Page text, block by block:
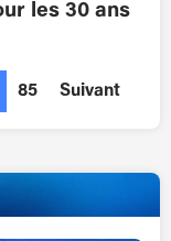
les 30 ans
85 Suivant